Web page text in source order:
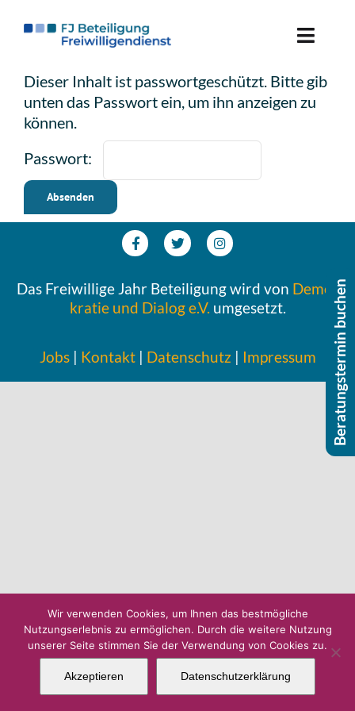
Toggle
Freiwillige*r werden
Ein­satz­stel­le werden
Über uns
Dieser Inhalt ist pass­wort­ge­schützt. Bitte gib
unten das Pass­wort ein, um ihn anzei­gen zu
können.
Pass­wort:
Das Frei­wil­li­ge Jahr Betei­li­gung wird von Demo­
kra­tie und Dialog e.V. umgesetzt.
Jobs| Kontakt| Daten­schutz| Impres­sum Beratungstermin buchen
Wir verwenden Cookies, um Ihnen das bestmögliche
Nutzungserlebnis zu ermöglichen. Durch die weitere Nutzung
unserer Seite stimmen Sie der Verwendung von Cookies zu.
Akzeptieren Datenschutzerklärung